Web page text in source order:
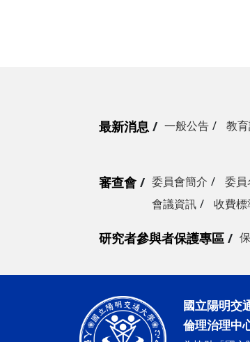
最新消息 一般公告 教
審查會 委員會簡介 委
會議資訊
收費標
研究者參與者保護專區
國立陽明交
倫理治理中